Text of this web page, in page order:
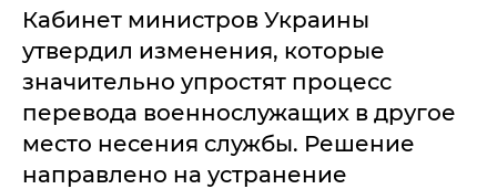
Кабинет министров Украины
утвердил изменения, которые
значительно упростят процесс
перевода военнослужащих в другое
место несения службы. Решение
направлено на устранение